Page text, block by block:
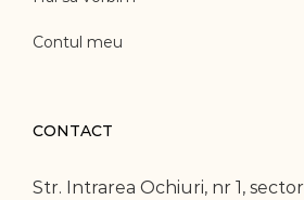
Contul meu
CONTACT
Str. Intrarea Ochiuri, nr 1,